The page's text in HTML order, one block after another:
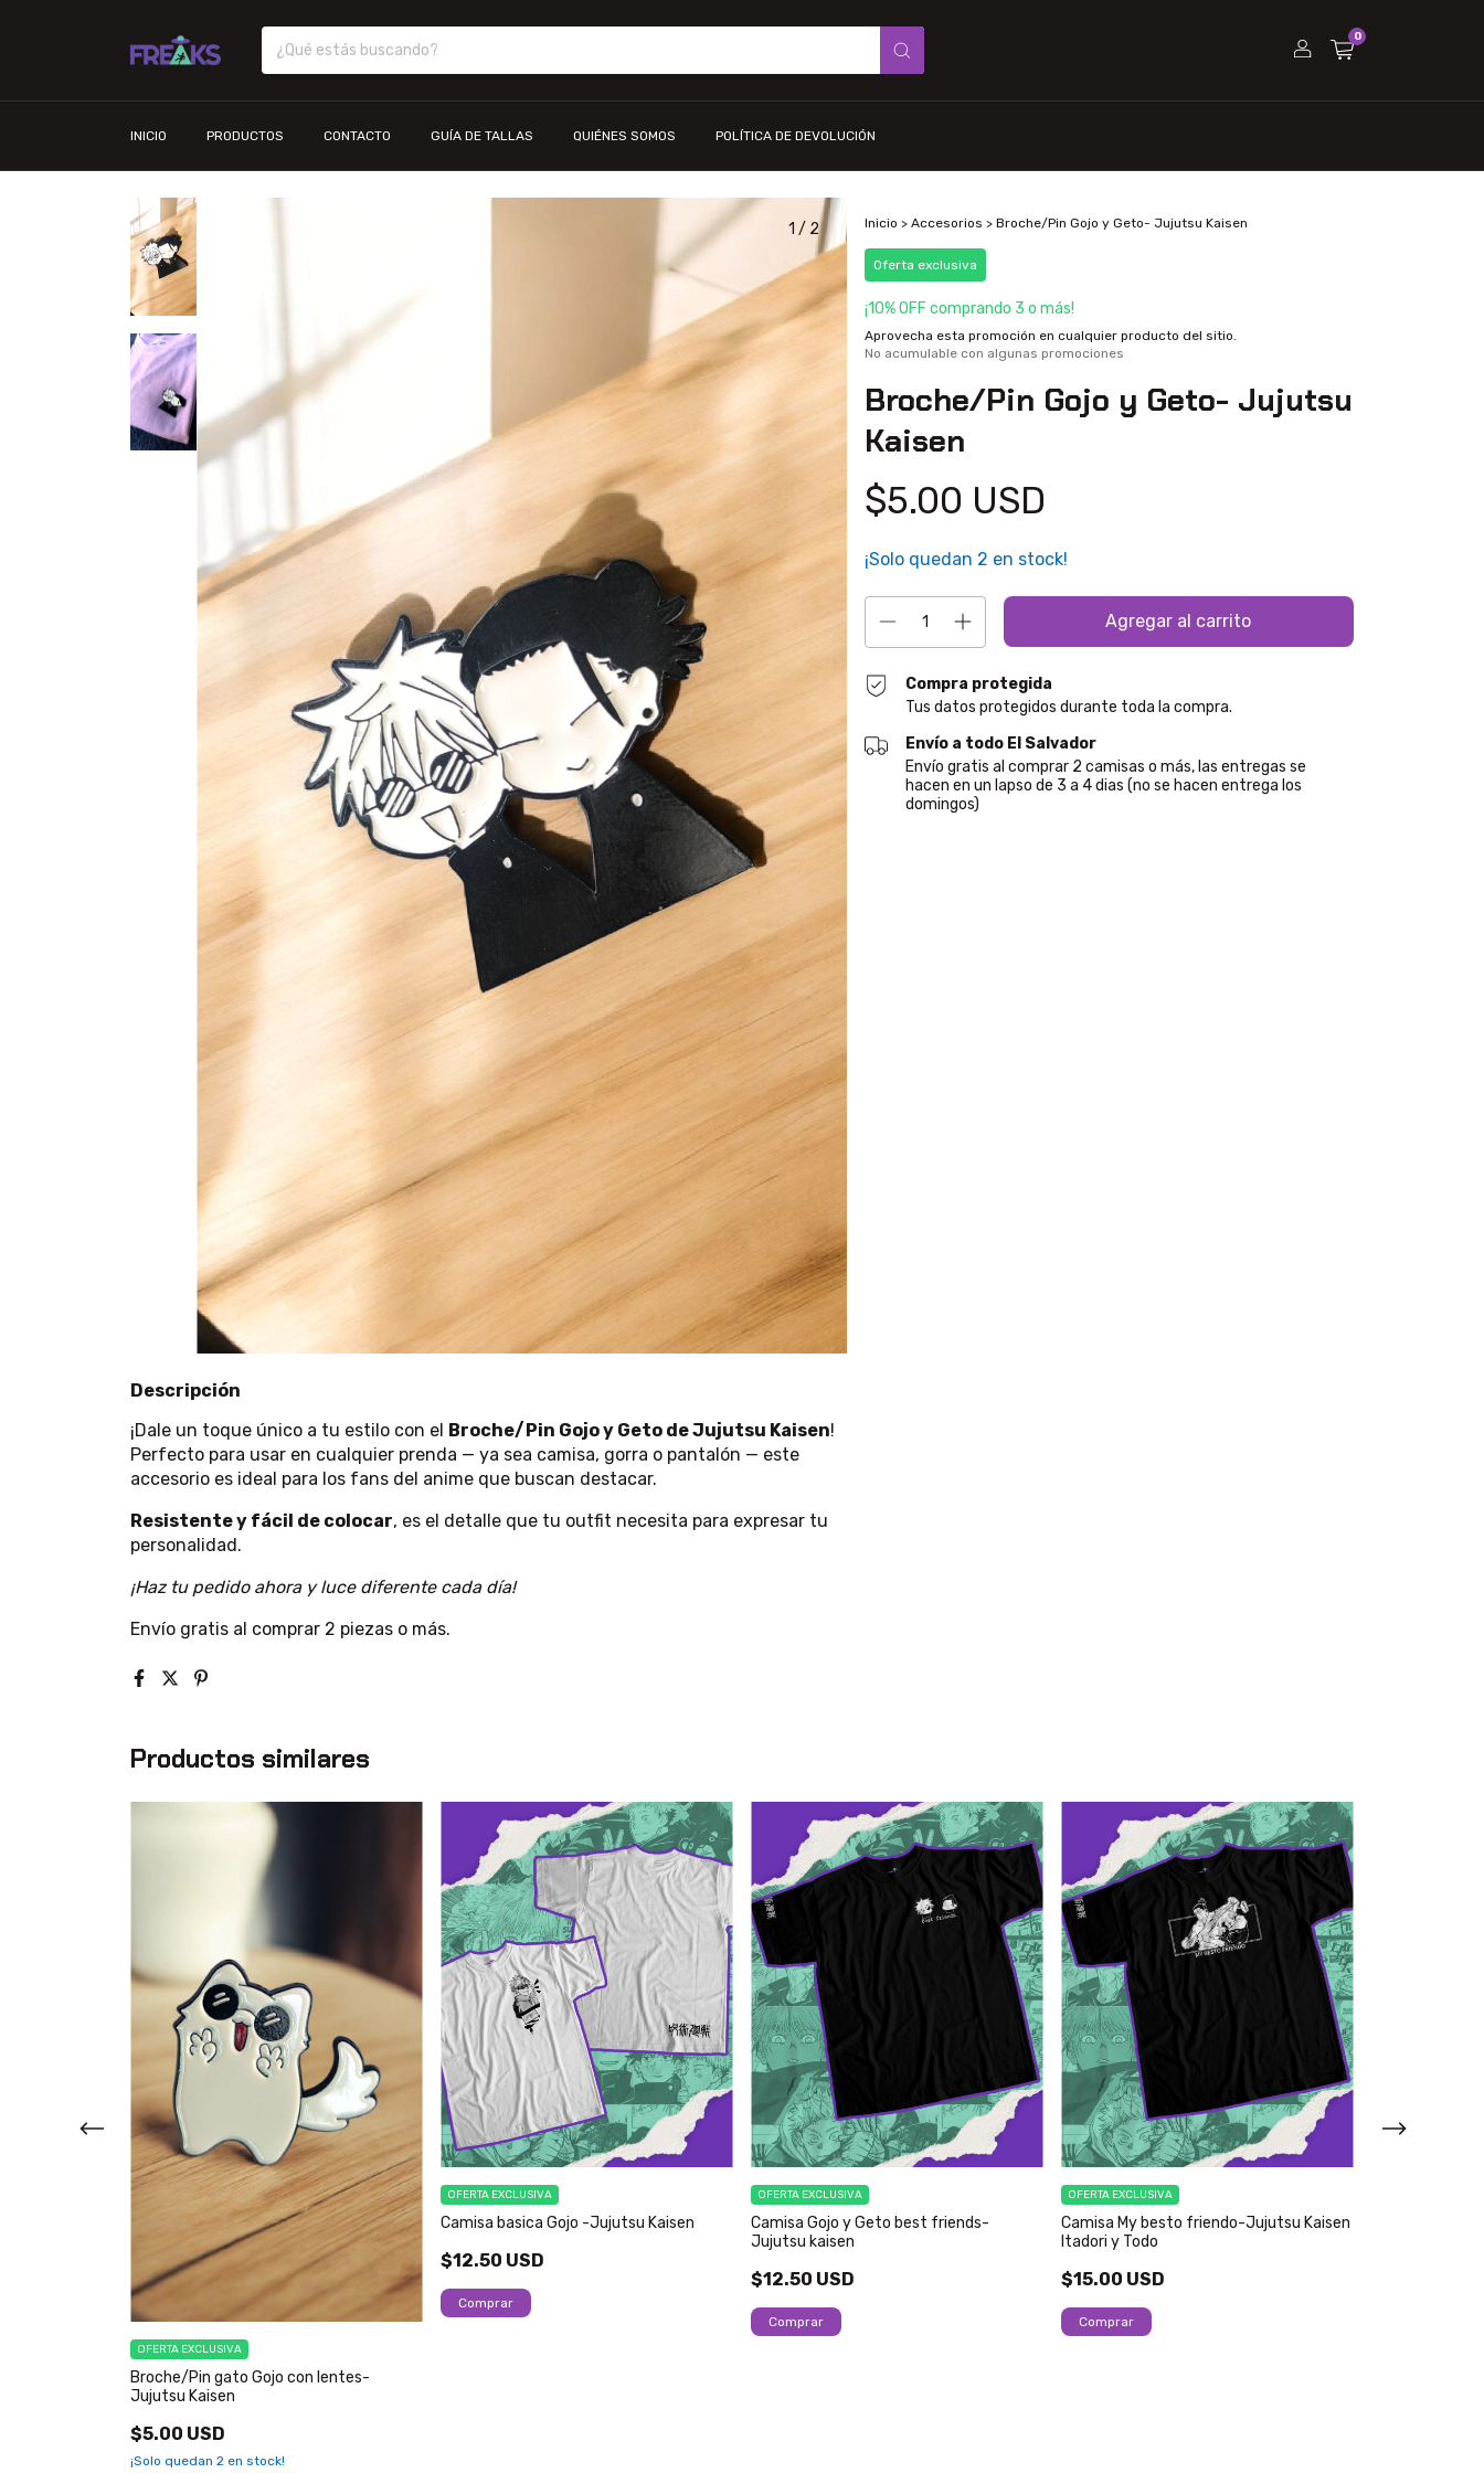
0
INICIO PRODUCTOS CONTACTO GUÍA DE TALLAS QUIÉNES SOMOS POLÍTICA DE DEVOLUCIÓN
1 / 2 Inicio > Accesorios > Broche/Pin Gojo y Geto- Jujutsu Kaisen
Oferta exclusiva
¡10% OFF comprando 3 o más!
Aprovecha esta promoción en cualquier producto del sitio.
No acumulable con algunas promociones
Broche/Pin Gojo y Geto- Jujutsu
Kaisen
$5.00 USD
¡Solo quedan 2 en stock!
Compra protegida
Tus datos protegidos durante toda la compra.
Envío a todo El Salvador
Envío gratis al comprar 2 camisas o más, las entregas se
hacen en un lapso de 3 a 4 dias (no se hacen entrega los
domingos)
Descripción
¡Dale un toque único a tu estilo con el Broche/Pin Gojo y Geto de Jujutsu Kaisen!
Perfecto para usar en cualquier prenda — ya sea camisa, gorra o pantalón — este
accesorio es ideal para los fans del anime que buscan destacar.
Resistente y fácil de colocar, es el detalle que tu outfit necesita para expresar tu
personalidad.
¡Haz tu pedido ahora y luce diferente cada día!
Envío gratis al comprar 2 piezas o más.
Productos similares
Broche/Pin gato Gojo con lentes-
Jujutsu Kaisen
$5.00 USD
OFERTA EXCLUSIVA
¡Solo quedan 2 en stock!
Camisa basica Gojo -Jujutsu Kaisen
$12.50 USD
OFERTA EXCLUSIVA
Comprar
Camisa Gojo y Geto best friends-
Jujutsu kaisen
$12.50 USD
OFERTA EXCLUSIVA
Comprar
Camisa My besto friendo-Jujutsu Kaisen
Itadori y Todo
$15.00 USD
OFERTA EXCLUSIVA
Comprar